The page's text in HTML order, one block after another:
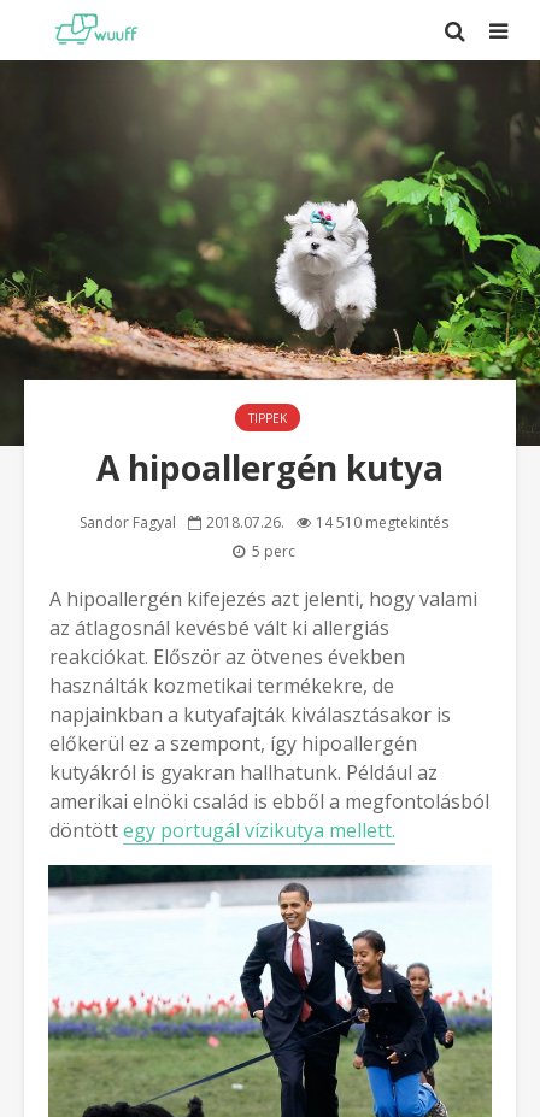
TIPPEK
A hipoallergén kutya
Sandor Fagyal 2018.07.26.
14 510 megtekintés
5 perc
A hipoallergén kifejezés azt jelenti, hogy valami
az átlagosnál kevésbé vált ki allergiás
reakciókat. Először az ötvenes években
használták kozmetikai termékekre, de
napjainkban a kutyafajták kiválasztásakor is
előkerül ez a szempont, így hipoallergén
kutyákról is gyakran hallhatunk. Például az
amerikai elnöki család is ebből a megfontolásból
döntöttegy portugál vízikutya mellett.